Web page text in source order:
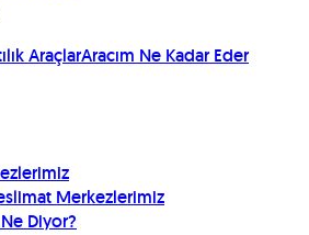
AraçlarAracım Ne Kadar Eder
Merkezlerimiz
Diyor?